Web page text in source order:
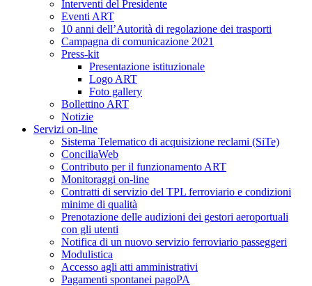
Interventi del Presidente
Eventi ART
10 anni dell’Autorità di regolazione dei trasporti
Campagna di comunicazione 2021
Press-kit
Presentazione istituzionale
Logo ART
Foto gallery
Bollettino ART
Notizie
Servizi on-line
Sistema Telematico di acquisizione reclami (SiTe)
ConciliaWeb
Contributo per il funzionamento ART
Monitoraggi on-line
Contratti di servizio del TPL ferroviario e condizioni
minime di qualità
Prenotazione delle audizioni dei gestori aeroportuali
con gli utenti
Notifica di un nuovo servizio ferroviario passeggeri
Modulistica
Accesso agli atti amministrativi
Pagamenti spontanei pagoPA